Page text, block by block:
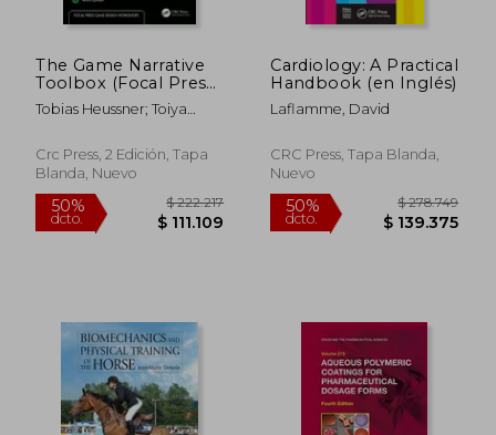
50% $ 542.570 50%
The Game Narrative
Toolbox (Focal Press
Game Design
Workshops) (en
Tobias Heussner; Toiya
Brandes Hepler; Ann
Lemay
Crc Press, 2 Edición, Tapa
Blanda, Nuevo
Cardiology: A Practical
Handbook (en Inglés)
Laflamme, David
CRC Press, Tapa Blanda,
Nuevo